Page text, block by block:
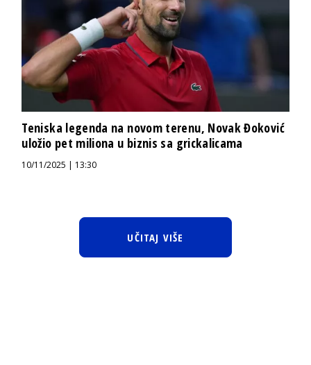
Teniska legenda na novom terenu, Novak Đoković
uložio pet miliona u biznis sa grickalicama
10/11/2025 | 13:30
UČITAJ VIŠE